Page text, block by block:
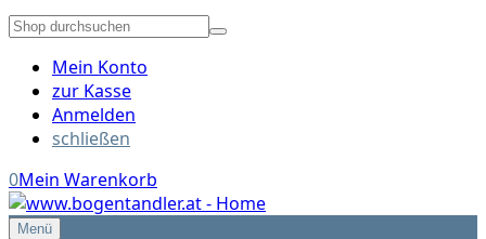
Mein Konto
zur Kasse
Anmelden
schließen
0Mein Warenkorb
Menü